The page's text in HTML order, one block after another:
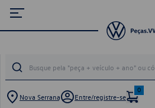
Nova Serrana Entre/registre-se
0